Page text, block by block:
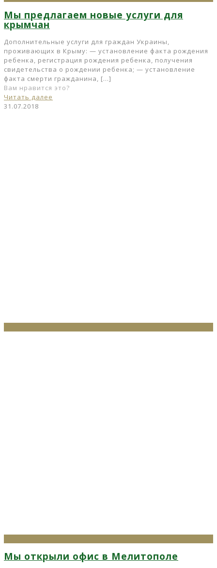
Мы предлагаем новые услуги для
крымчан
Дополнительные услуги для граждан Украины,
проживающих в Крыму: — установление факта рождения
ребенка, регистрация рождения ребенка, получения
свидетельства о рождении ребенка; — установление
факта смерти гражданина, […]
Вам нравится это?
Читать далее
31.07.2018
Мы открыли офис в Мелитополе